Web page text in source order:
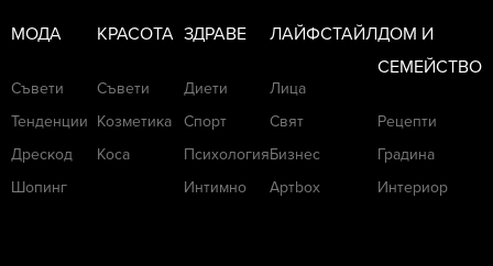
МОДА
Съвети
Тенденции
Дрескод
Шопинг
КРАСОТА
Съвети
Козметика
Коса
ЗДРАВЕ
Диети
Спорт
Психология
Интимно
ЛАЙФСТАЙЛ
Лица
Свят
Бизнес
Артbox
ДОМ И
СЕМЕЙСТВО
Рецепти
Градина
Интериор